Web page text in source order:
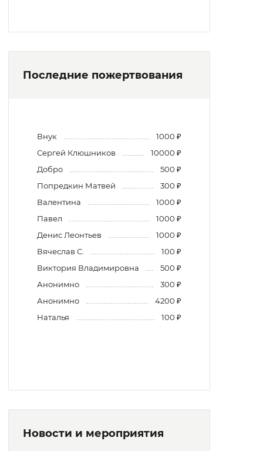
Последние пожертвования
Внук
1000 ₽
Сергей Клюшников
10000 ₽
Добро
500 ₽
Попредкин Матвей
300 ₽
Валентина
1000 ₽
Павел
1000 ₽
Денис Леонтьев
1000 ₽
Вячеслав С.
100 ₽
Виктория Владимировна
500 ₽
Анонимно
300 ₽
Анонимно
4200 ₽
Наталья
100 ₽
Новости и мероприятия